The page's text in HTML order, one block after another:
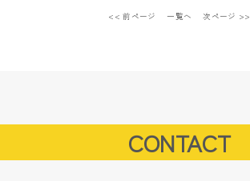
<< 前ページ 一覧へ 次ページ >>
CONTACT